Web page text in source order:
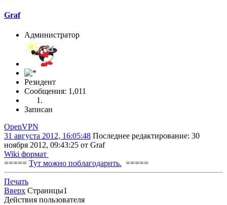
Graf
Администратор
Резидент
Сообщения: 1,011
Записан
OpenVPN
31 августа 2012, 16:05:48 Последнее редактирование: 30
ноября 2012, 09:43:25 от Graf
Wiki формат
===== Тут можно поблагодарить. =====
Печать
Вверх Страницы1
Действия пользователя